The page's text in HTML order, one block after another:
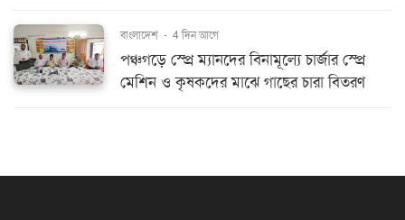
বাংলাদেশ - 4 দিন আগে
পঞ্চগড়ে স্প্রে ম্যানদের বিনামূল্যে চার্জার স্প্রে
মেশিন ও কৃষকদের মাঝে গাছের চারা বিতরণ